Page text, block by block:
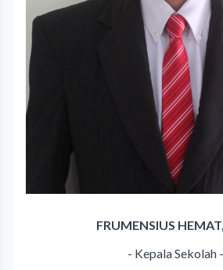
FRUMENSIUS HEMAT,
- Kepala Sekolah -